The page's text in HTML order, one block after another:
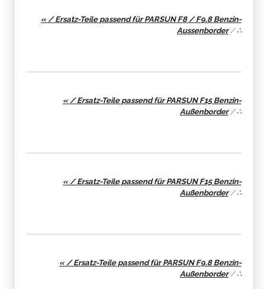
« / Ersatz-Teile passend für PARSUN F8 / F9.8 Benzin-
Aussenborder/∴
« / Ersatz-Teile passend für PARSUN F15 Benzin-
Außenborder/∴
« / Ersatz-Teile passend für PARSUN F15 Benzin-
Außenborder/∴
« / Ersatz-Teile passend für PARSUN F9.8 Benzin-
Außenborder/∴